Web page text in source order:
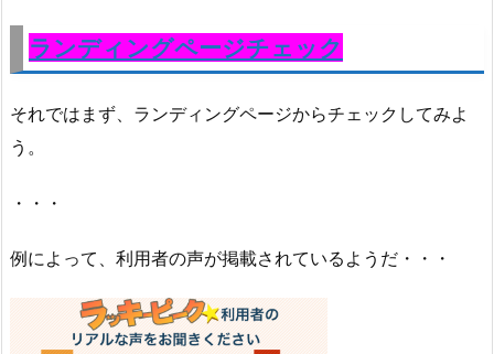
ランディングページチェック
それではまず、ランディングページからチェックしてみよ
う。
・・・
例によって、利用者の声が掲載されているようだ・・・